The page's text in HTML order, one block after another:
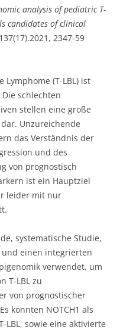
und des
von prognostisch
ist ein Hauptziel
leider mit nur
systematische Studie,
einen integrierten
verwendet, um
T-LBL zu
von prognostischer
konnten NOTCH1 als
sowie eine aktivierte
und Veränderungen in
zentrale onkogene
als neuer Marker für
Mutationen in
mit PTEN
von Patienten mit
Studie wurde an der
LBL-Patienten